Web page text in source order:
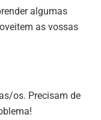
algumas
as vossas
os. Precisam de